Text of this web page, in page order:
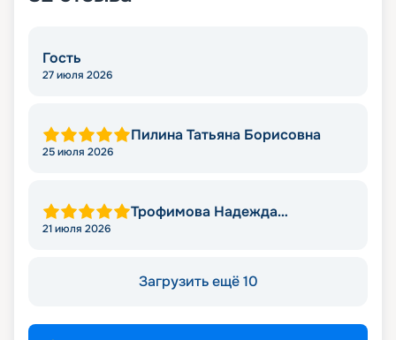
Гость
27 июля 2026
Пилина Татьяна Борисовна
25 июля 2026
Трофимова Надежда
21 июля 2026
Загрузить ещё 10